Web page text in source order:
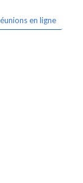
en ligne